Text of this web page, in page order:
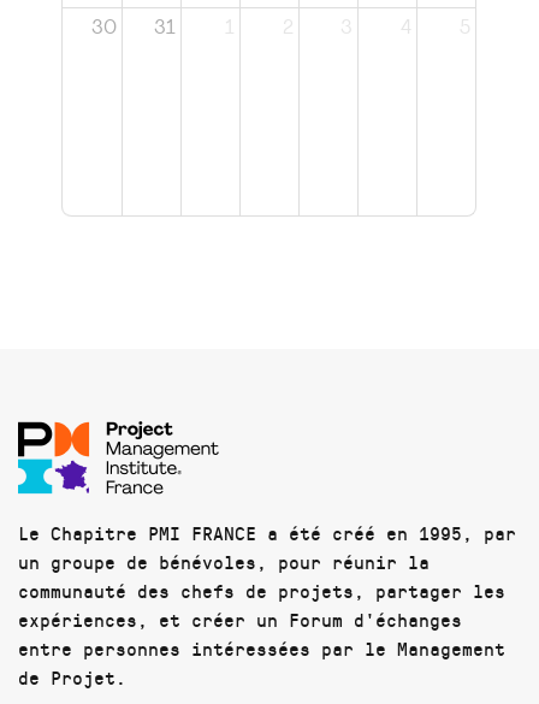
30 31 1 2 3 4 5
Le Chapitre PMI FRANCE a été créé en 1995, par
un groupe de bénévoles, pour réunir la
communauté des chefs de projets, partager les
expériences, et créer un Forum d'échanges
entre personnes intéressées par le Management
de Projet.